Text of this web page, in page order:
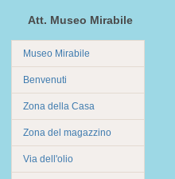
Att. Museo Mirabile
Museo Mirabile
Benvenuti
Zona della Casa
Zona del magazzino
Via dell'olio